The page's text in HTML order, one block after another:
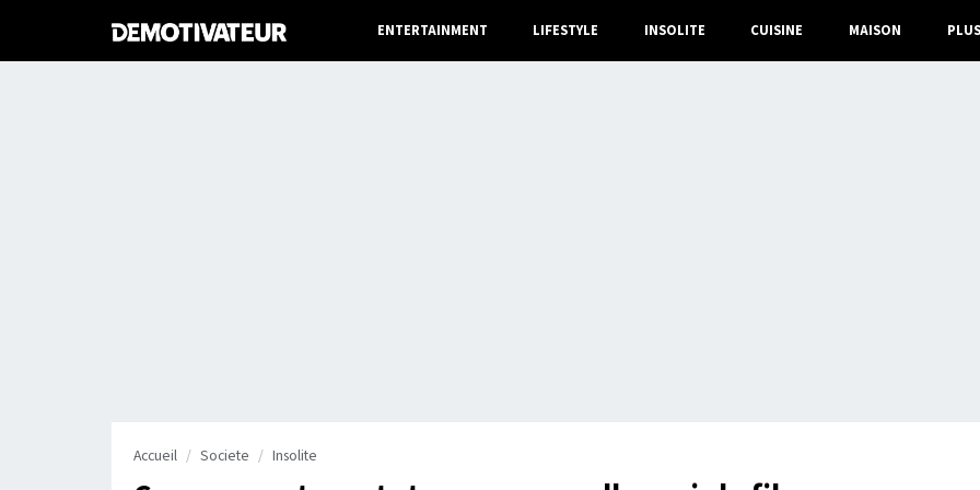
ENTERTAINMENT LIFESTYLE INSOLITE CUISINE MAISON PLUS
Accueil Societe Insolite